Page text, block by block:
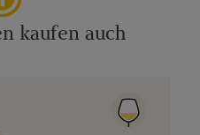
kaufen auch